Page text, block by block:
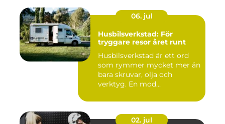
06. jul
Husbilsverkstad: För
tryggare resor året runt
Husbilsverkstad är ett ord
som rymmer mycket mer än
bara skruvar, olja och
verktyg. En mod...
02. jul